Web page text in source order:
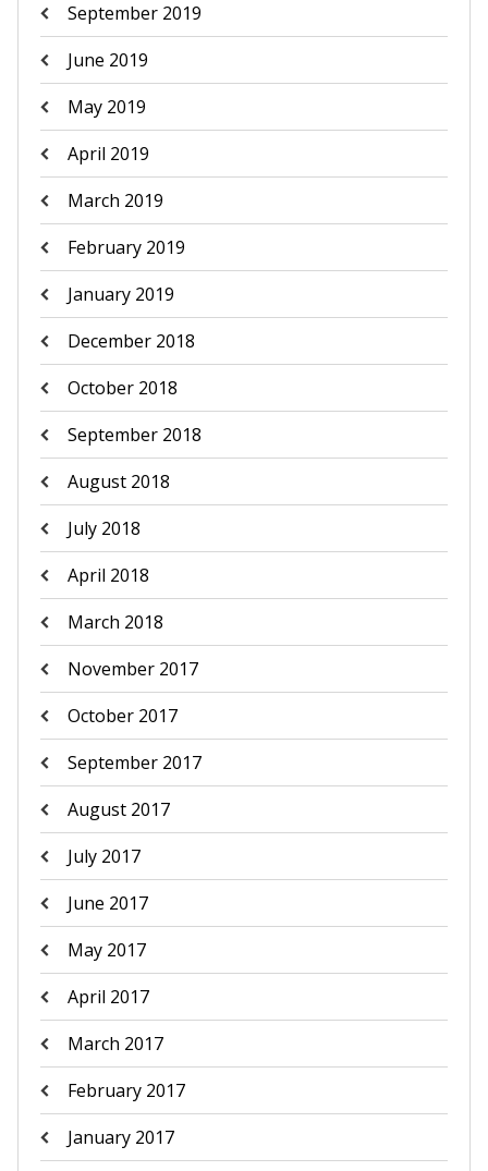
September 2019
June 2019
May 2019
April 2019
March 2019
February 2019
January 2019
December 2018
October 2018
September 2018
August 2018
July 2018
April 2018
March 2018
November 2017
October 2017
September 2017
August 2017
July 2017
June 2017
May 2017
April 2017
March 2017
February 2017
January 2017